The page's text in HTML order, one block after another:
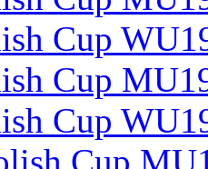
Cup
Cup
Cup
Cup